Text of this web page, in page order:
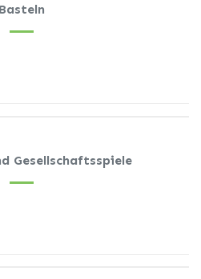
Basteln
Gesellschaftsspiele